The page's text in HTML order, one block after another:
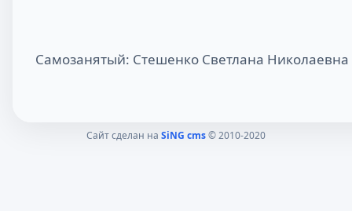
Самозанятый: Стешенко Светлана
Сайт сделан на SiNG cms© 2010-2020